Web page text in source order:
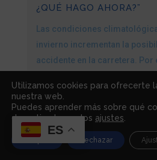
¿QUÉ HAGO AHORA?”
Las condiciones
invierno incrementan la
accidente en la carretera. Por
Carmen está dedicada a los
víctimas de accidentes de
ES
Utilizamos cookies para ofrecerte
nuestra web.
Puedes aprender más sobre qué
desactivarlas en los ajustes
Rechazar